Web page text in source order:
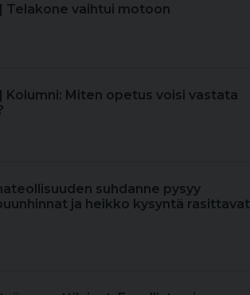
| Telakone vaihtui motoon
| Kolumni: Miten opetus voisi vastata
suhdanne pysyy
ja heikko kysyntä rasittavat